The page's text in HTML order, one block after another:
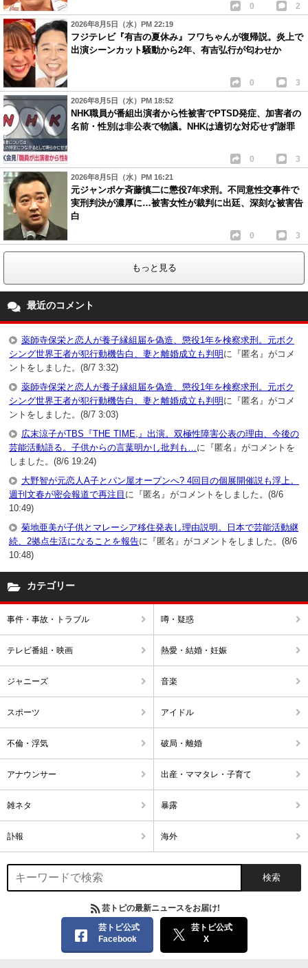
0 2
2026年8月5日（水）PM 22:19
フジテレビ『有吉の夏休み』フワちゃんが復帰説。炎上で
出演シーンカット騒動から2年、有吉弘行が匂わせか
0 3
2026年8月5日（水）PM 18:52
NHK職員が番組出演者から性被害でPTSD発症、加害者の
名前・性別は非公表で物議。NHKは適切な対応せず謝罪
0 3
2026年8月5日（水）PM 16:21
元ジャンポケ斉藤慎二に懲役7年求刑。不同意性交事件で
実刑判決が濃厚に…被害女性が裁判に出廷、深刻な被害告
白
0 3
もっと見る
最近のコメント
薬師寺保栄と恋人が養子縁組届を偽造、懲役1年を検察求刑。元ボク
シング世界王者が犯行動機告白、妻と離婚成立も判明 に『匿名』がコメ
ントをしました。(8/7 3:32)
薬師寺保栄と恋人が養子縁組届を偽造、懲役1年を検察求刑。元ボク
シング世界王者が犯行動機告白、妻と離婚成立も判明 に『匿名』がコメ
ントをしました。(8/7 3:03)
広末涼子がTBS『THE TIME,』出演。双極性障害公表の理由、今後の
芸能活動語る。子供からの言葉明かし批判も… に『匿名』がコメントを
しました。(8/6 19:24)
大野智が元恋人A子とパン屋オープンへ? 4回目の個展開催説も浮上。
週刊文春が密会報道で再注目 に『匿名』がコメントをしました。(8/6
10:49)
菊地亜美が子供とマレーシア移住発表し理由説明。日本で芸能活動継
続、2拠点生活になることを報告に『匿名』がコメントをしました。(8/6
10:48)
カテゴリー
事件・事故・トラブル 噂・疑惑
テレビ番組・映画 熱愛・結婚・妊娠
ジャニーズ 音楽
スポーツ アイドル
不倫・浮気 破局・離婚
アナウンサー 出産・ママタレ・子育て
雑ネタ 暴露
訃報 海外
芸トピの最新ニュースをお届け!
芸トピ公式
Facebook
芸トピ公式
X